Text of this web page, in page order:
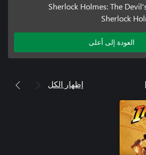
Sherlock Holmes: The
Sherlock
العودة إلى أعلى
إظهار الكل